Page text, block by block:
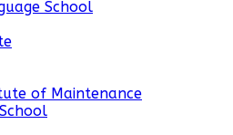
School
of Maintenance